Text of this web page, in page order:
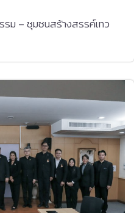
ม – ชุมชนสร้างสรรค์เทว